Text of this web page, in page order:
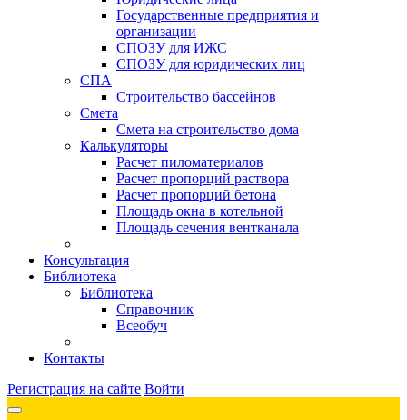
Государственные предприятия и
организации
СПОЗУ для ИЖС
СПОЗУ для юридических лиц
СПА
Строительство бассейнов
Смета
Смета на строительство дома
Калькуляторы
Расчет пиломатериалов
Расчет пропорций раствора
Расчет пропорций бетона
Площадь окна в котельной
Площадь сечения вентканала
Консультация
Библиотека
Библиотека
Справочник
Всеобуч
Контакты
Регистрация на сайте Войти